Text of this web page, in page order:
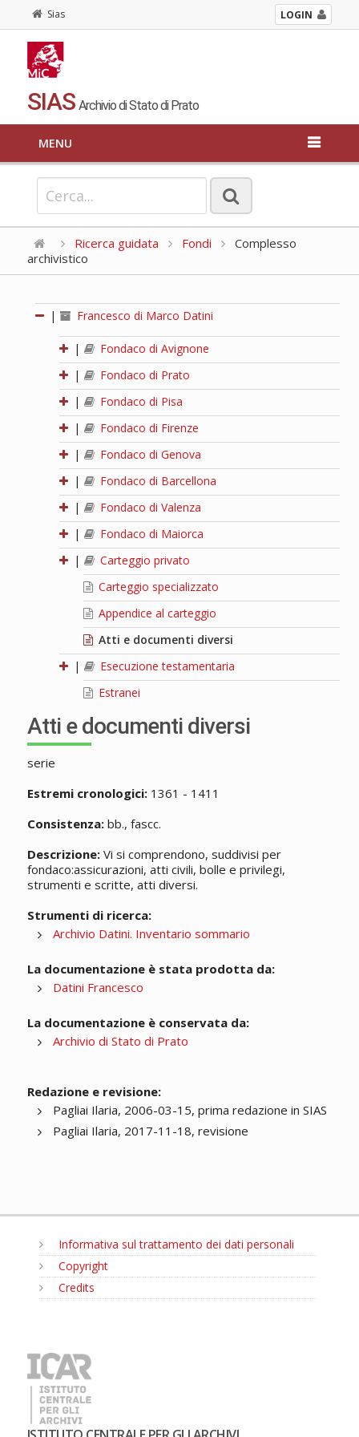
Sias LOGIN
SIAS Archivio di Stato di Prato
MENU
Ricerca guidata Fondi
Complesso
archivistico
| Francesco di Marco Datini
|
Fondaco di Avignone
|
Fondaco di Prato
|
Fondaco di Pisa
|
Fondaco di Firenze
|
Fondaco di Genova
|
Fondaco di Barcellona
|
Fondaco di Valenza
|
Fondaco di Maiorca
|
Carteggio privato
Carteggio specializzato
Appendice al carteggio
Atti e documenti diversi
|
Esecuzione testamentaria
Estranei
Atti e documenti diversi
serie
Estremi cronologici:1361 - 1411
Consistenza:bb., fascc.
Descrizione:Vi si comprendono, suddivisi per
fondaco:assicurazioni, atti civili, bolle e privilegi,
strumenti e scritte, atti diversi.
Strumenti di ricerca:
Archivio Datini. Inventario sommario
La documentazione è stata prodotta da:
Datini Francesco
La documentazione è conservata da:
Archivio di Stato di Prato
Redazione e revisione:
Pagliai Ilaria, 2006-03-15, prima redazione in SIAS
Pagliai Ilaria, 2017-11-18, revisione
Informativa sul trattamento dei dati personali
Copyright
Credits